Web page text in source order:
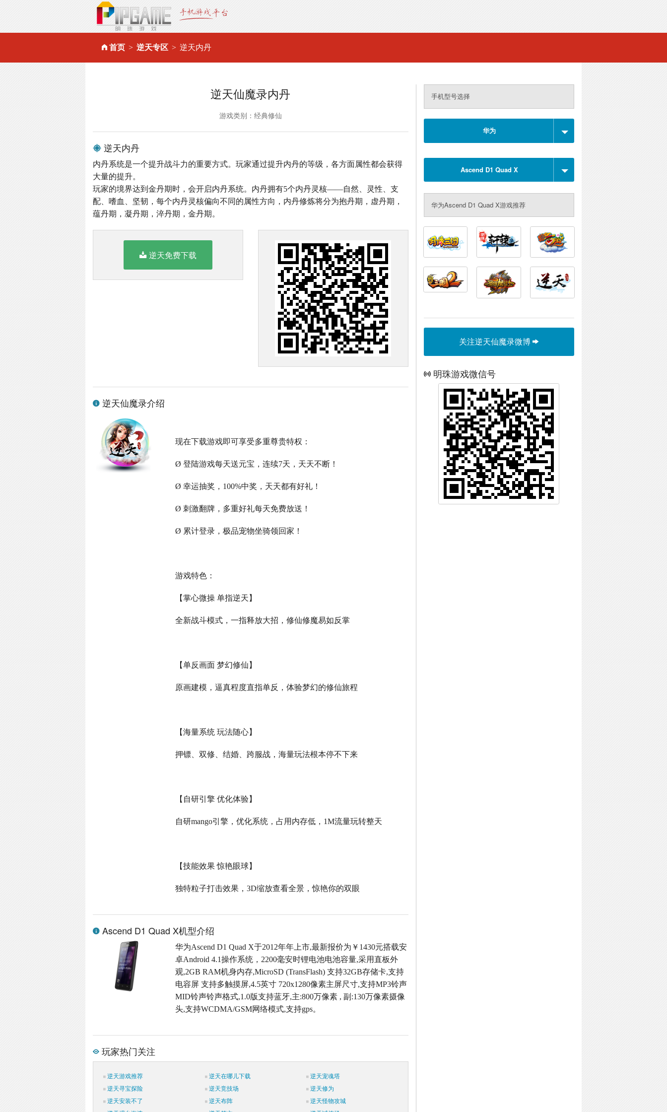
首页 逆天专区 逆天内丹
逆天仙魔录内丹
游戏类别：经典修仙
逆天内丹
内丹系统是一个提升战斗力的重要方式。玩家通过提升内丹的等级，各方面属性都会获得
大量的提升。
玩家的境界达到金丹期时，会开启内丹系统。内丹拥有5个内丹灵核——自然、灵性、支
配、嗜血、坚韧，每个内丹灵核偏向不同的属性方向，内丹修炼将分为抱丹期，虚丹期，
蕴丹期，凝丹期，淬丹期，金丹期。
逆天免费下载
逆天仙魔录介绍
现在下载游戏即可享受多重尊贵特权：
Ø 登陆游戏每天送元宝，连续7天，天天不断！
Ø 幸运抽奖，100%中奖，天天都有好礼！
Ø 刺激翻牌，多重好礼每天免费放送！
Ø 累计登录，极品宠物坐骑领回家！
游戏特色：
【掌心微操 单指逆天】
全新战斗模式，一指释放大招，修仙修魔易如反掌
【单反画面 梦幻修仙】
原画建模，逼真程度直指单反，体验梦幻的修仙旅程
【海量系统 玩法随心】
押镖、双修、结婚、跨服战，海量玩法根本停不下来
【自研引擎 优化体验】
自研mango引擎，优化系统，占用内存低， 1M流量玩转整天
【技能效果 惊艳眼球】
独特粒子打击效果，3D缩放查看全景，惊艳你的双眼
Ascend D1 Quad X机型介绍
华为Ascend D1 Quad X于2012年年上市,最新报价为￥1430元搭载安
卓Android 4.1操作系统，2200毫安时锂电池电池容量,采用直板外
观,2GB RAM机身内存,MicroSD (TransFlash) 支持32GB存储卡,支持
电容屏 支持多触摸屏,4.5英寸 720x1280像素主屏尺寸,支持MP3铃声
MID铃声铃声格式,1.0版支持蓝牙,主:800万像素 , 副:130万像素摄像
头,支持WCDMA/GSM网络模式,支持gps。
玩家热门关注
逆天游戏推荐 逆天在哪儿下载
逆天宠魂塔
逆天寻宝探险
逆天竞技场
逆天修为
逆天安装不了
逆天布阵
逆天怪物攻城
手机型号选择
华为
Ascend D1 Quad X
华为Ascend D1 Quad X游戏推荐
关注逆天仙魔录微博
明珠游戏微信号